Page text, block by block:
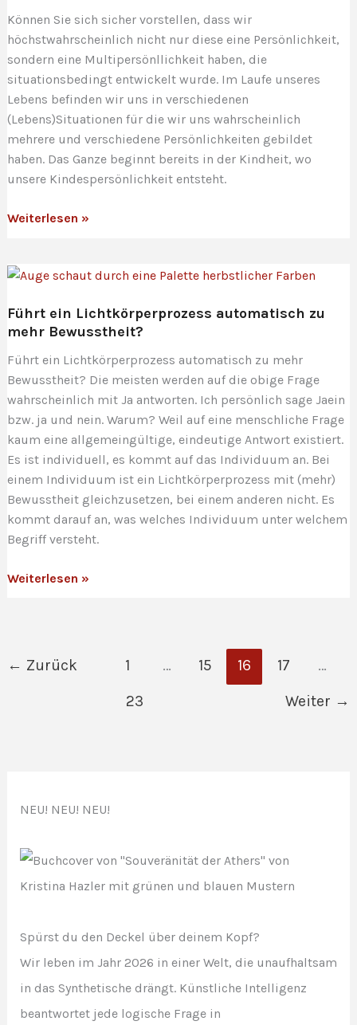
dem
Aufstieg
Können Sie sich sicher vorstellen, dass wir
höchstwahrscheinlich nicht nur diese eine Persönlichkeit,
sondern eine Multipersönllichkeit haben, die
situationsbedingt entwickelt wurde. Im Laufe unseres
Lebens befinden wir uns in verschiedenen
(Lebens)Situationen für die wir uns wahrscheinlich
mehrere und verschiedene Persönlichkeiten gebildet
haben. Das Ganze beginnt bereits in der Kindheit, wo
unsere Kindespersönlichkeit entsteht.
Persönlichkeitsentwicklung
Vielfalt
Multipersönlichkeit
Weiterlesen »
Führt ein Lichtkörperprozess automatisch zu
mehr Bewusstheit?
Führt ein Lichtkörperprozess automatisch zu mehr
Bewusstheit? Die meisten werden auf die obige Frage
wahrscheinlich mit Ja antworten. Ich persönlich sage Jaein
bzw. ja und nein. Warum? Weil auf eine menschliche Frage
kaum eine allgemeingültige, eindeutige Antwort existiert.
Es ist individuell, es kommt auf das Individuum an. Bei
einem Individuum ist ein Lichtkörperprozess mit (mehr)
Bewusstheit gleichzusetzen, bei einem anderen nicht. Es
kommt darauf an, was welches Individuum unter welchem
Begriff versteht.
Führt
Weiterlesen »
← Zurück 1 … 15 16 17
…
23
Weiter →
NEU! NEU! NEU!
Spürst du den Deckel über deinem Kopf?
Wir leben im Jahr 2026 in einer Welt, die unaufhaltsam
in das Synthetische drängt. Künstliche Intelligenz
beantwortet jede logische Frage in